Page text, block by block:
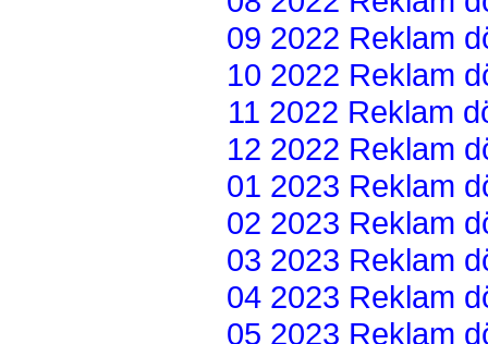
09 2022 Reklam
10 2022 Reklam
11 2022 Reklam
12 2022 Reklam
01 2023 Reklam
02 2023 Reklam
03 2023 Reklam
04 2023 Reklam
05 2023 Reklam